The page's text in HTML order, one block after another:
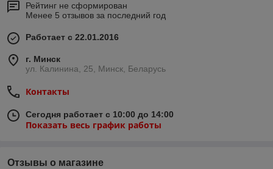
Рейтинг не сформирован
Менее 5 отзывов за последний год
Работает с 22.01.2016
г. Минск
ул. Калинина, 25, Минск, Беларусь
Контакты
Сегодня работает с 10:00 до 14:00
Показать весь график работы
Отзывы о магазине